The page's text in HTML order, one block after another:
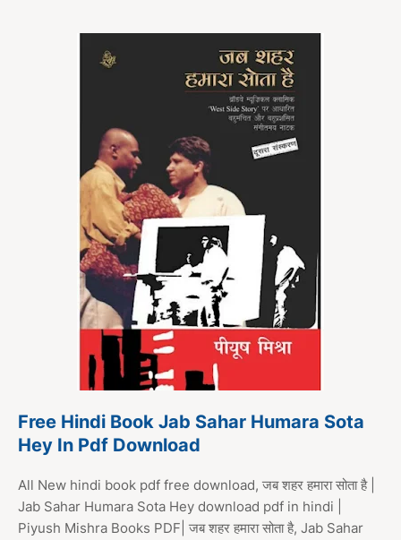
Free Hindi Book Jab Sahar Humara Sota
Hey In Pdf Download
All New hindi book pdf free download, जब शहर हमारा सोता है |
Jab Sahar Humara Sota Hey download pdf in hindi |
Piyush Mishra Books PDF| जब शहर हमारा सोता है, Jab Sahar